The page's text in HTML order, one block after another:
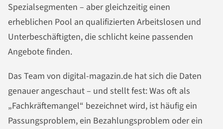
Spezialsegmenten – aber gleichzeitig einen
erheblichen Pool an qualifizierten Arbeitslosen und
Unterbeschäftigten, die schlicht keine passenden
Angebote finden.
Das Team von digital-magazin.de hat sich die Daten
genauer angeschaut – und stellt fest: Was oft als
„Fachkräftemangel“ bezeichnet wird, ist häufig ein
Passungsproblem, ein Bezahlungsproblem oder ein